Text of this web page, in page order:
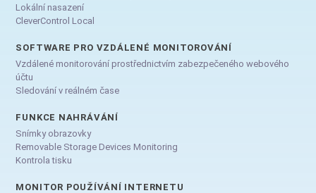
Lokální nasazení
CleverControl Local
SOFTWARE PRO VZDÁLENÉ MONITOROVÁNÍ
Vzdálené monitorování prostřednictvím zabezpečeného webového
účtu
Sledování v reálném čase
FUNKCE NAHRÁVÁNÍ
Snímky obrazovky
Removable Storage Devices Monitoring
Kontrola tisku
MONITOR POUŽÍVÁNÍ INTERNETU